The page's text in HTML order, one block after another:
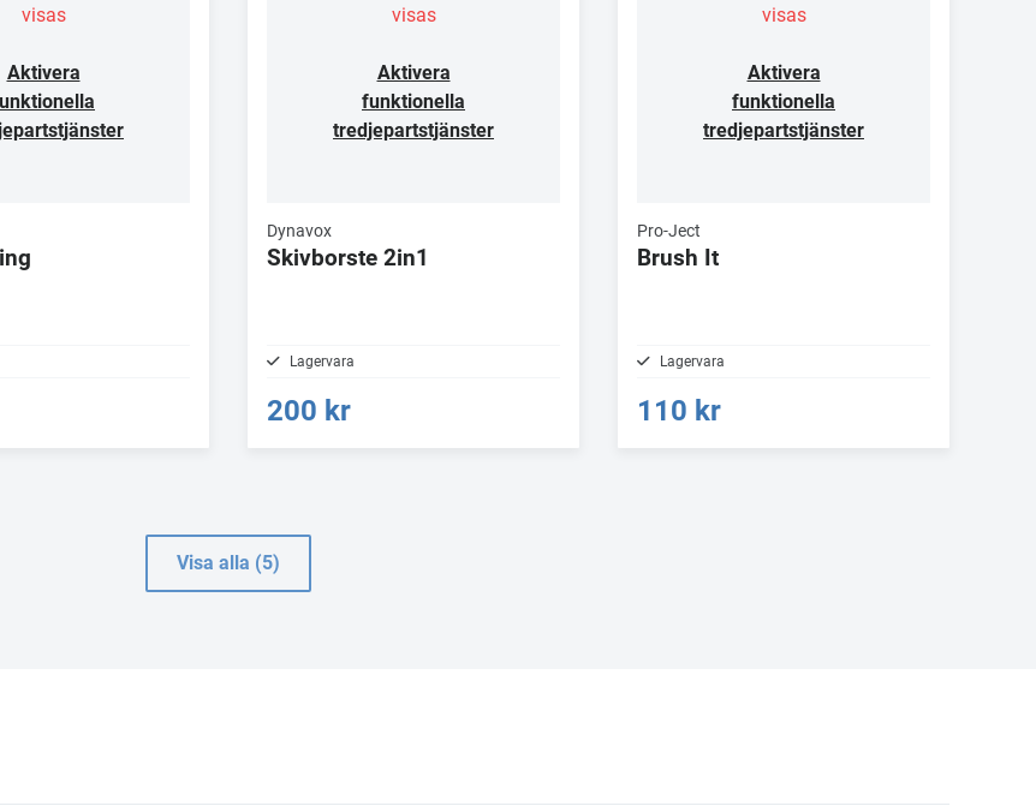
visas
Aktivera
visas
Aktivera
funktionella
tredjepartstjänster
Dynavox
Skivborste 2in1
Lagervara
200 kr
visas
Aktivera
funktionella
tredjepartstjänster
Pro-Ject
Brush It
Lagervara
110 kr
Visa alla (5)